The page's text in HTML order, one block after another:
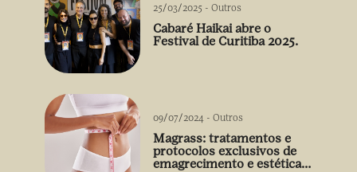
25/03/2025 - Outros
Cabaré Haikai abre o
Festival de Curitiba 2025.
09/07/2024 - Outros
Magrass: tratamentos e
protocolos exclusivos de
emagrecimento e estética